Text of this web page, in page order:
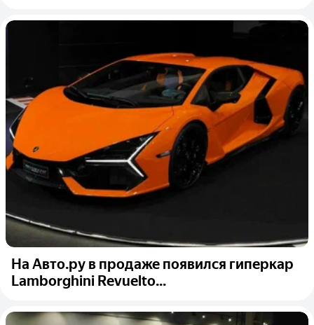
На Авто.ру в продаже появился гиперкар
Lamborghini Revuelto...